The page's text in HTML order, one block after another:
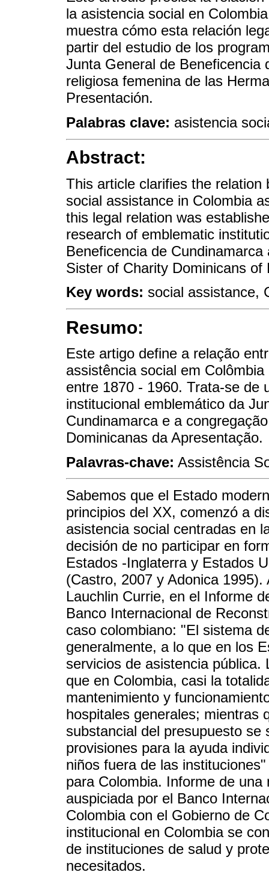
la asistencia social en
muestra cómo esta relación
partir del estudio de los
Junta General de Beneficencia
religiosa femenina de las
Presentación.
Palabras clave: asistencia
Abstract:
This article clarifies the
social assistance in Colombia
this legal relation was
research of emblematic
Beneficencia de
Sister of Charity Dominicans of
Key words: social assistance,
Resumo:
Este artigo define a relação
assistência social em
entre 1870 - 1960. Trata-se de
institucional emblemático da
Cundinamarca e a
Dominicanas da Apresentação.
Palavras-chave: Assistência
Sabemos que el Estado
principios del XX, comenzó a
asistencia social centradas en
decisión de no participar en
Estados -Inglaterra y Estados
(Castro, 2007 y Adonica
Lauchlin Currie, en el Informe
Banco Internacional de
caso colombiano: "El sistema
generalmente, a lo que en los
servicios de asistencia
que en Colombia, casi la
mantenimiento y
hospitales generales; mientras
substancial del presupuesto
provisiones para la ayuda
niños fuera de las
para Colombia. Informe de
auspiciada por el Banco
Colombia con el Gobierno de
institucional en Colombia se
de instituciones de salud y
necesitados.